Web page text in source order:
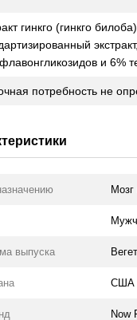
гинкго (гинкго
и 6%
потребность не
Мозг
выпуска
США
Now